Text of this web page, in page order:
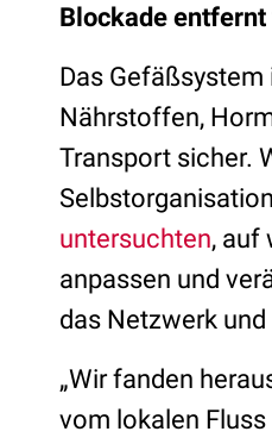
Blockade entfernt
Das
Nährstoffen,
Transport sicher.
untersuchten, auf
anpassen und
das Netzwerk
„Wir fanden
vom lokalen